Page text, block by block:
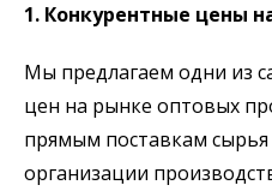
1. Конкурентные цены
Мы предлагаем одни из
цен на рынке оптовых
прямым поставкам
организации